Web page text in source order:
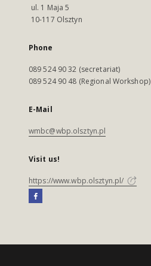
ul. 1 Maja 5
10-117 Olsztyn
Phone
089 524 90 32 (secretariat)
089 524 90 48 (Regional Workshop)
E-Mail
wmbc@wbp.olsztyn.pl
Visit us!
https://www.wbp.olsztyn.pl/